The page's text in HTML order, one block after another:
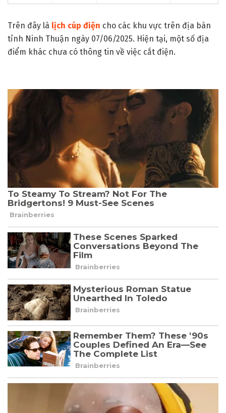
Trên đây là lịch cúp điện cho các khu vực trên địa bàn
tỉnh Ninh Thuận ngày 07/06/2025. Hiện tại, một số địa
điểm khác chưa có thông tin về việc cắt điện.